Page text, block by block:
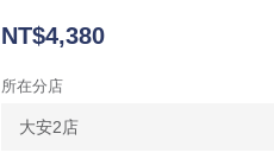
NT$4,380
所在分店